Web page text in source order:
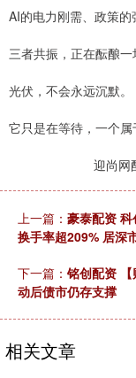
AI的电力刚需、政策的
三者共振，正在酝酿一
光伏，不会永远沉默。
它只是在等待，一个属
迎尚网
上一篇： 豪泰配资
换手率超209% 居深
下一篇： 铭创配资
动后债市仍存支撑
相关文章